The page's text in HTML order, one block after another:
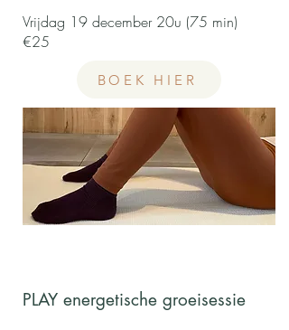
Vrijdag 19 december 20u (75 min)
€25
BOEK HIER
PLAY energetische groeisessie